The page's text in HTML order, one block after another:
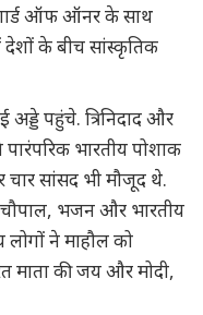
गार्ड ऑफ ऑनर के साथ
के बीच सांस्कृतिक
अड्डे पहुंचे. त्रिनिदाद और
ने पारंपरिक भारतीय पोशाक
चार सांसद भी मौजूद थे.
चौपाल, भजन और भारतीय
लोगों ने माहौल को
माता की जय और मोदी,